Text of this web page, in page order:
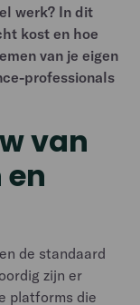
werk? In dit
kost en hoe
van je eigen
professionals
van
de standaard
zijn er
platforms die